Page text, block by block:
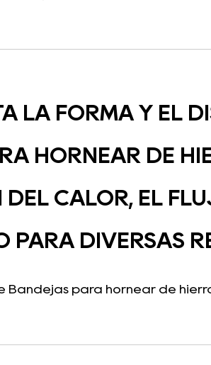
LA FORMA Y EL
HORNEAR DE
DEL CALOR, EL
PARA DIVERSAS
Bandejas para hornear de